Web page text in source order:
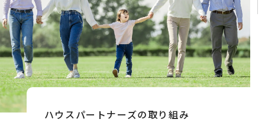
ハウスパートナーズの取り組み